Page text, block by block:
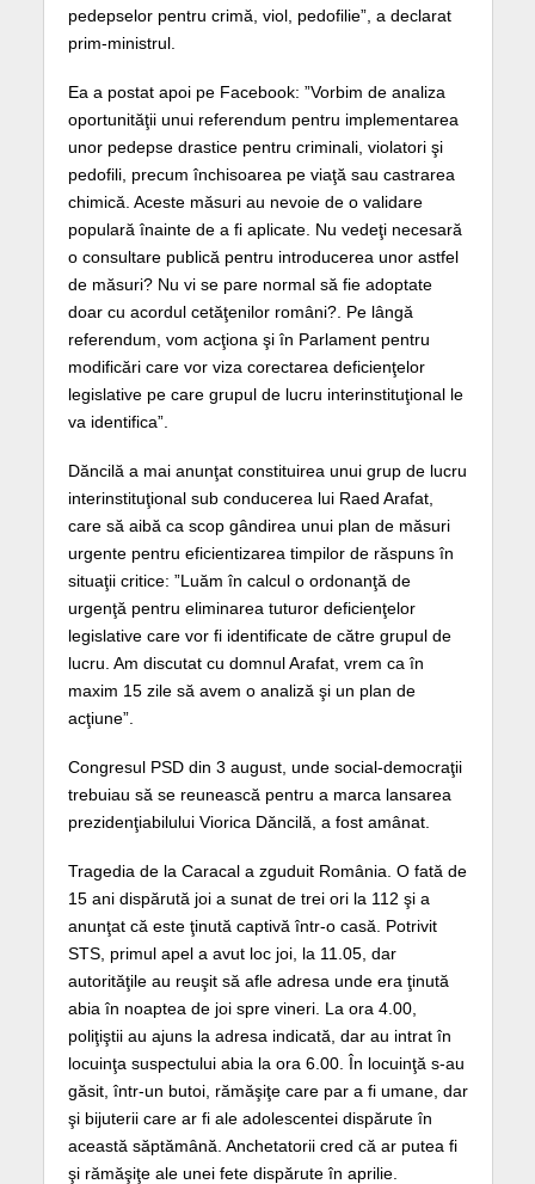
pedepselor pentru crimă, viol, pedofilie”, a declarat
prim-ministrul.
Ea a postat apoi pe Facebook: ”Vorbim de analiza
oportunităţii unui referendum pentru implementarea
unor pedepse drastice pentru criminali, violatori şi
pedofili, precum închisoarea pe viaţă sau castrarea
chimică. Aceste măsuri au nevoie de o validare
populară înainte de a fi aplicate. Nu vedeţi necesară
o consultare publică pentru introducerea unor astfel
de măsuri? Nu vi se pare normal să fie adoptate
doar cu acordul cetăţenilor români?. Pe lângă
referendum, vom acţiona şi în Parlament pentru
modificări care vor viza corectarea deficienţelor
legislative pe care grupul de lucru interinstituţional le
va identifica”.
Dăncilă a mai anunţat constituirea unui grup de lucru
interinstituţional sub conducerea lui Raed Arafat,
care să aibă ca scop gândirea unui plan de măsuri
urgente pentru eficientizarea timpilor de răspuns în
situaţii critice: ”Luăm în calcul o ordonanţă de
urgenţă pentru eliminarea tuturor deficienţelor
legislative care vor fi identificate de către grupul de
lucru. Am discutat cu domnul Arafat, vrem ca în
maxim 15 zile să avem o analiză şi un plan de
acţiune”.
Congresul PSD din 3 august, unde social-democraţii
trebuiau să se reunească pentru a marca lansarea
prezidenţiabilului Viorica Dăncilă, a fost amânat.
Tragedia de la Caracal a zguduit România. O fată de
15 ani dispărută joi a sunat de trei ori la 112 şi a
anunţat că este ţinută captivă într-o casă. Potrivit
STS, primul apel a avut loc joi, la 11.05, dar
autorităţile au reuşit să afle adresa unde era ţinută
abia în noaptea de joi spre vineri. La ora 4.00,
poliţiştii au ajuns la adresa indicată, dar au intrat în
locuinţa suspectului abia la ora 6.00. În locuinţă s-au
găsit, într-un butoi, rămăşiţe care par a fi umane, dar
şi bijuterii care ar fi ale adolescentei dispărute în
această săptămână. Anchetatorii cred că ar putea fi
şi rămăşiţe ale unei fete dispărute în aprilie.